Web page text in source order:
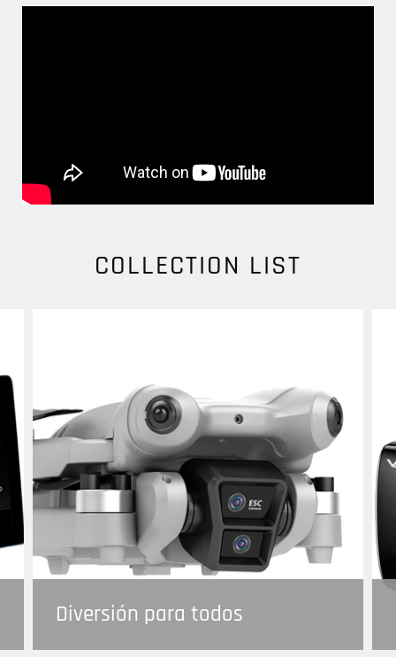
COLLECTION LIST
Diversión para todos